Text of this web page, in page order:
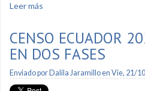
Leer más
CENSO ECUADOR
EN DOS FASES
Enviado por Dalila Jaramilloen Vie, 21/